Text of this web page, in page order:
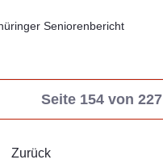
Seniorenbericht
Seite 154 von 227
Zurück